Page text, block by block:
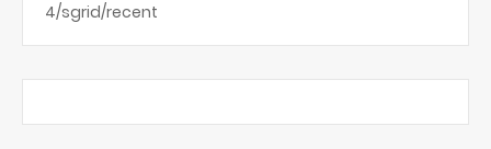
4/sgrid/recent